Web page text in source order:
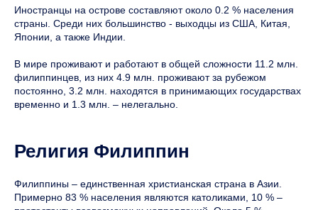
Иностранцы на острове составляют около 0.2 % населения
страны. Среди них большинство - выходцы из США, Китая,
Японии, а также Индии.
В мире проживают и работают в общей сложности 11.2 млн.
филиппинцев, из них 4.9 млн. проживают за рубежом
постоянно, 3.2 млн. находятся в принимающих государствах
временно и 1.3 млн. – нелегально.
Религия Филиппин
Филиппины – единственная христианская страна в Азии.
Примерно 83 % населения являются католиками, 10 % –